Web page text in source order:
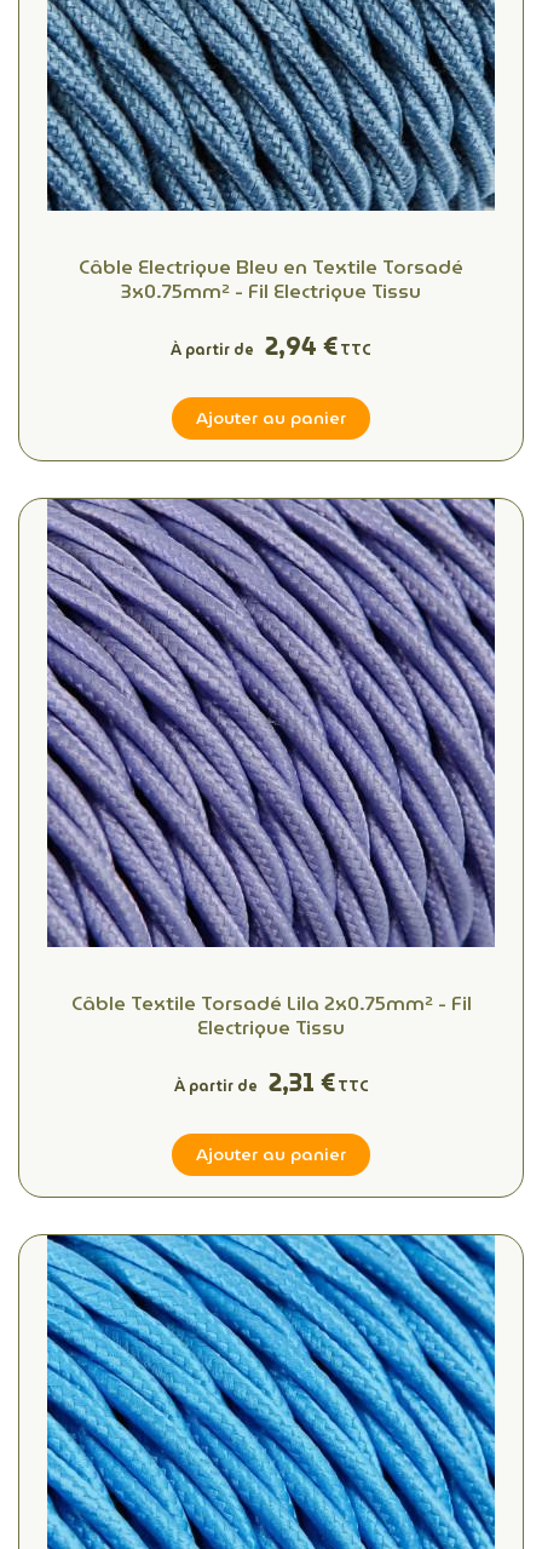
Câble Electrique Bleu en Textile Torsadé
3x0.75mm² - Fil Electrique Tissu
À partir de 2,94 €TTC
Ajouter au panier
Câble Textile Torsadé Lila 2x0.75mm² - Fil
Electrique Tissu
À partir de 2,31 €TTC
Ajouter au panier